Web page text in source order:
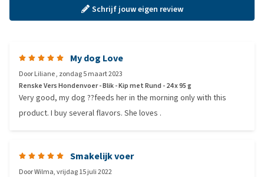
Schrijf jouw eigen review
My dog Love
DoorLiliane, zondag 5 maart 2023
Renske Vers Hondenvoer - Blik - Kip met Rund - 24 x 95 g
Very good, my dog ??feeds her in the morning only with this
product. I buy several flavors. She loves .
Smakelijk voer
DoorWilma,vrijdag 15 juli 2022